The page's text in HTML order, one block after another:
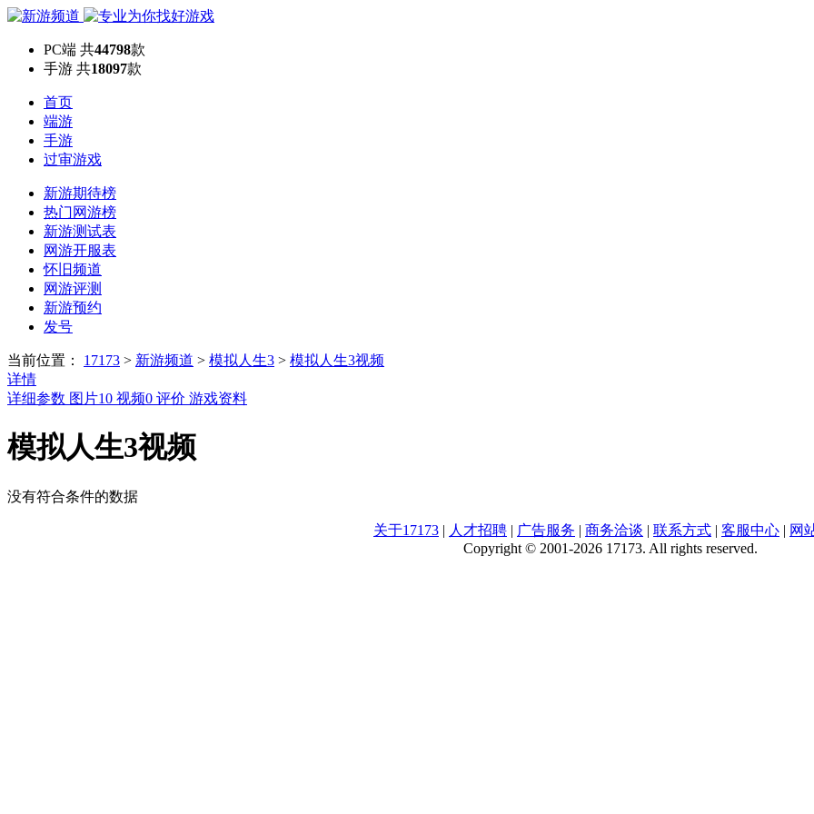
PC端 共44798款
手游 共18097款
首页
端游
手游
过审游戏
新游期待榜
热门网游榜
新游测试表
网游开服表
怀旧频道
网游评测
新游预约
发号
当前位置： 17173 > 新游频道 > 模拟人生3 > 模拟人生3视频
详情
详细参数 图片10 视频0 评价 游戏资料
模拟人生3视频
没有符合条件的数据
关于17173 | 人才招聘 | 广告服务 | 商务洽谈 | 联系方式 | 客服中心 | 网
Copyright © 2001-2026 17173. All rights reserved.